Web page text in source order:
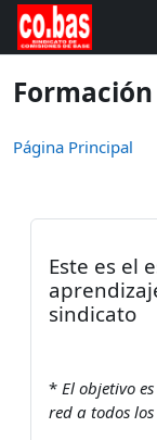
Salta al contenido
Página Principal
Este es el
sindicato
* El objetivo
red a todos